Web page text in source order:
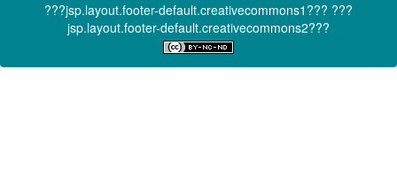
???jsp.layout.footer-default.creativecommons1??? ???
jsp.layout.footer-default.creativecommons2???